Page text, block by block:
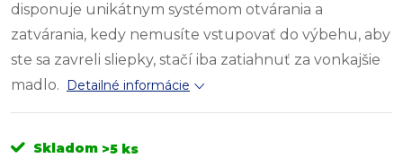
disponuje unikátnym systémom otvárania a
zatvárania, kedy nemusíte vstupovať do výbehu, aby
ste sa zavreli sliepky, stačí iba zatiahnuť za vonkajšie
madlo. Detailné informácie
Skladom >5 ks